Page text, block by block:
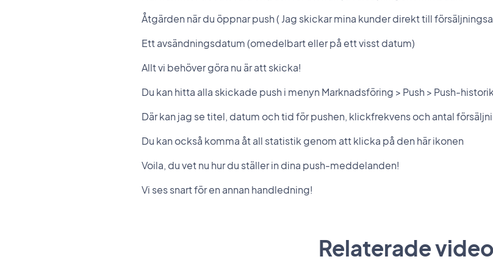
Åtgärden när du öppnar push ( Jag skickar mina kunder direkt till
Ett avsändningsdatum (omedelbart eller på ett visst datum)
Allt vi behöver göra nu är att skicka!
Du kan hitta alla skickade push i menyn Marknadsföring > Push > Push-historik
Där kan jag se titel, datum och tid för pushen, klickfrekvens och antal
Du kan också komma åt all statistik genom att klicka på den här ikonen
Voila, du vet nu hur du ställer in dina push-meddelanden!
Vi ses snart för en annan handledning!
Relaterade